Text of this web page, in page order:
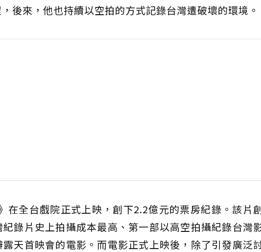
後來，他也持續以空拍的方式記錄台灣遭破壞的環境。
在全台戲院正式上映，創下2.2億元的票房紀錄。該片
錄片史上拍攝成本最高、第一部以高空拍攝紀錄台灣
天首映會的電影。而電影正式上映後，除了引發廣泛